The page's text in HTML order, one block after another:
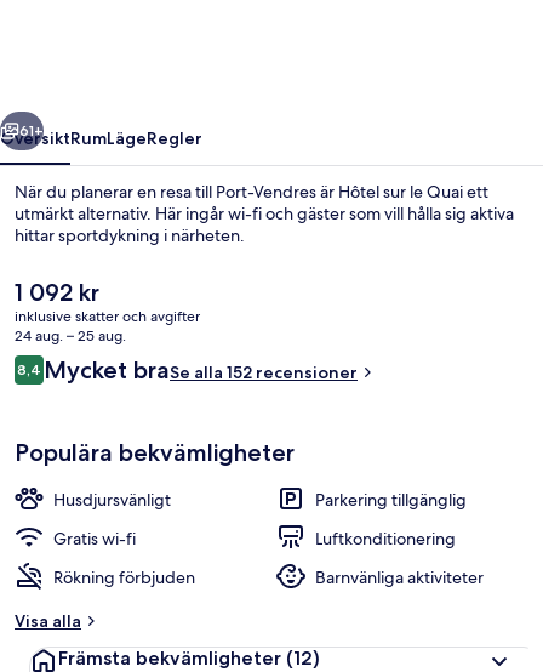
Nästa
61+
ÖversiktRumLägeRegler
När du planerar en resa till Port-Vendres är Hôtel sur le Quai ett
utmärkt alternativ. Här ingår wi-fi och gäster som vill hålla sig aktiva
hittar sportdykning i närheten.
Det
nuvarande
priset
är
1 092 kr
1 092 kr
inklusive skatter och avgifter
24 aug. – 25 aug.
Recensioner
8,48,4 av 10,
Mycket braSe alla 152 recensioner
Populära bekvämligheter
Husdjursvänligt
Parkering tillgänglig
Gratis wi-fi
Luftkonditionering
Rökning förbjuden
Barnvänliga aktiviteter
Visa alla
Främsta bekvämligheter (12)